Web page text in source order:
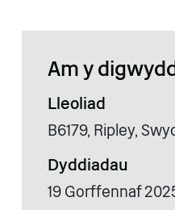
Am y
Lleoliad
B6179, Ripley,
Dyddiadau
19 Gorffennaf